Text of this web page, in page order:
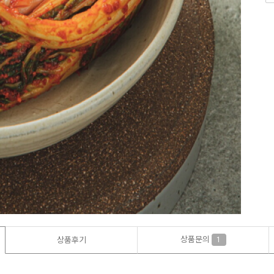
상품후기 상품문의 1